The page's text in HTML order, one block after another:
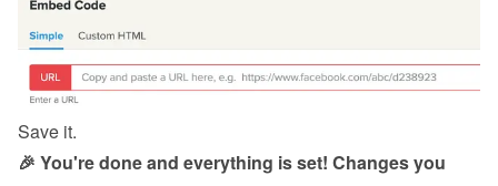
Save it.
🎉 You're done and everything is set! Changes you